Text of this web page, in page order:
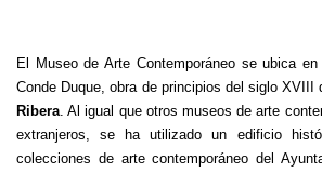
El Museo de Arte Contemporáneo se ubica
Conde Duque, obra de principios del siglo XVIII
Ribera. Al igual que otros museos de arte
extranjeros, se ha utilizado un edificio
colecciones de arte contemporáneo del